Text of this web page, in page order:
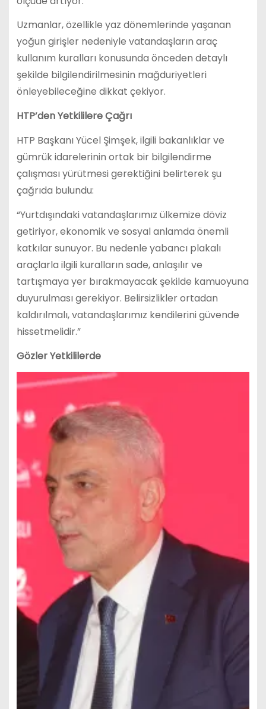
Uzmanlar, özellikle yaz dönemlerinde yaşanan
yoğun girişler nedeniyle vatandaşların araç
kullanım kuralları konusunda önceden detaylı
şekilde bilgilendirilmesinin mağduriyetleri
önleyebileceğine dikkat çekiyor.
HTP’den Yetkililere Çağrı
HTP Başkanı Yücel Şimşek, ilgili bakanlıklar ve
gümrük idarelerinin ortak bir bilgilendirme
çalışması yürütmesi gerektiğini belirterek şu
çağrıda bulundu:
“Yurtdışındaki vatandaşlarımız ülkemize döviz
getiriyor, ekonomik ve sosyal anlamda önemli
katkılar sunuyor. Bu nedenle yabancı plakalı
araçlarla ilgili kuralların sade, anlaşılır ve
tartışmaya yer bırakmayacak şekilde kamuoyuna
duyurulması gerekiyor. Belirsizlikler ortadan
kaldırılmalı, vatandaşlarımız kendilerini güvende
hissetmelidir.”
Gözler Yetkililerde